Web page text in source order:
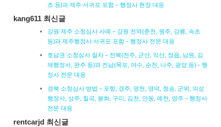
초 등)과 제주·서귀포 포함 – 행정사 현장 대응
kang611 최신글
강원·제주 소청심사 사례 – 강원 전역(춘천, 원주, 강릉, 속초
등)과 제주행정사·서귀포 포함 – 행정사 전문 대응
호남권 소청심사 절차 – 전북(전주, 군산, 익산, 정읍, 남원, 김
제행정사, 완주 등)과 전남(목포, 여수, 순천, 나주, 광양 등) – 행
정사 전문 대응
경북 소청심사 방법 – 포항, 경주, 영천, 영덕, 청송, 군위, 의성
행정사, 상주, 칠곡, 봉화, 구미, 김천, 안동, 예천, 영주 – 행정사
전문 대응
rentcarjd 최신글